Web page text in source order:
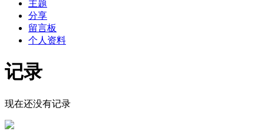
主题
分享
留言板
个人资料
记录
现在还没有记录